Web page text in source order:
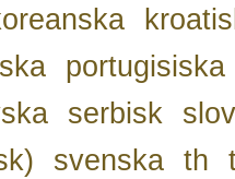
portugisiska
serbisk
svenska th